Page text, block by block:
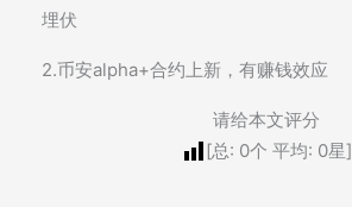
埋伏
2.币安alpha+合约上新，有赚钱效应
请给本文评分
[总: 0个 平均: 0星]